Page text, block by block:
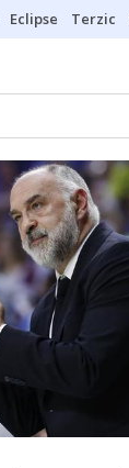
Eclipse Terzic